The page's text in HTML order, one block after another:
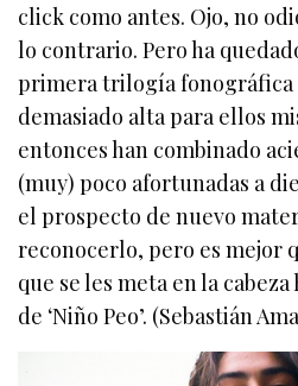
click como antes. Ojo, no
lo contrario. Pero ha
primera trilogía fonográfica
demasiado alta para ellos
entonces han combinado
(muy) poco afortunadas a
el prospecto de nuevo
reconocerlo, pero es mejor
que se les meta en la
de ‘Niño Peo’. (Sebastián